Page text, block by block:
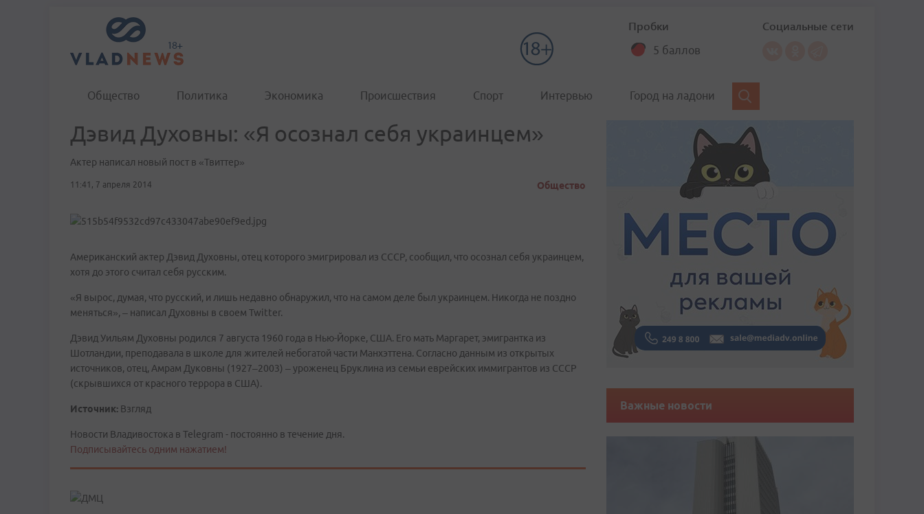
Пробки
5 баллов
Социальные сети
Общество Политика Экономика Происшествия Спорт Интервью Город на ладони
Дэвид Духовны: «Я осознал себя украинцем»
Актер написал новый пост в «Твиттер»
11:41, 7 апреля 2014 Общество
Американский актер Дэвид Духовны, отец которого эмигрировал из СССР, сообщил, что осознал себя украинцем,
хотя до этого считал себя русским.
«Я вырос, думая, что русский, и лишь недавно обнаружил, что на самом деле был украинцем. Никогда не поздно
меняться», – написал Духовны в своем Twitter.
Дэвид Уильям Духовны родился 7 августа 1960 года в Нью-Йорке, США. Его мать Маргарет, эмигрантка из
Шотландии, преподавала в школе для жителей небогатой части Манхэттена. Согласно данным из открытых
источников, отец, Амрам Дуковны (1927–2003) – уроженец Бруклина из семьи еврейских иммигрантов из СССР
(скрывшихся от красного террора в США).
Источник: Взгляд
Новости Владивостока в Telegram - постоянно в течение дня.
Подписывайтесь одним нажатием!
Важные новости